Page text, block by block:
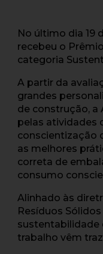
No último dia 19
recebeu o
categoria
A partir da
grandes
de construção, a
pelas atividades
conscientização
as melhores
correta de
consumo
Alinhado às
Resíduos
sustentabilidade
trabalho vêm